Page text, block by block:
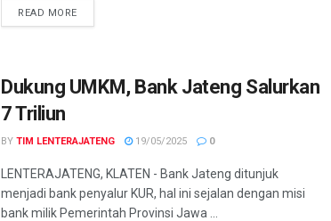
READ MOREDETAILS
Dukung UMKM, Bank Jateng Salurkan
7 Triliun
BY TIM LENTERAJATENG 19/05/2025 0
LENTERAJATENG, KLATEN - Bank Jateng ditunjuk
menjadi bank penyalur KUR, hal ini sejalan dengan misi
bank milik Pemerintah Provinsi Jawa ...